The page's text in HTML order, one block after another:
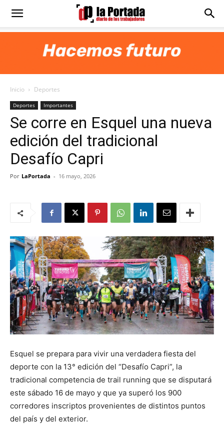
Diario
Portada
Inicio Deportes
Deportes Importantes
Se corre en Esquel una nueva
edición del tradicional
Desafío Capri
Por LaPortada - 16 mayo, 2026
Esquel se prepara para vivir una verdadera fiesta del
deporte con la 13° edición del “Desafío Capri”, la
tradicional competencia de trail running que se disputará
este sábado 16 de mayo y que ya superó los 900
corredores inscriptos provenientes de distintos puntos
del país y del exterior.